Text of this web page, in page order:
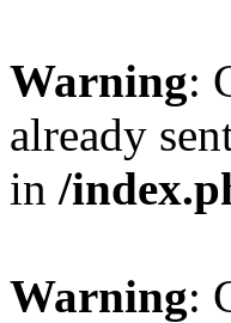
Warning:
already
in /
Warning: